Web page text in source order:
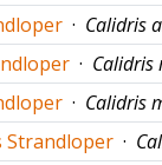
· Calidris
·
· Calidris
Strandloper ·